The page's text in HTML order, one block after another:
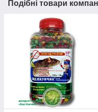
Подібні товари